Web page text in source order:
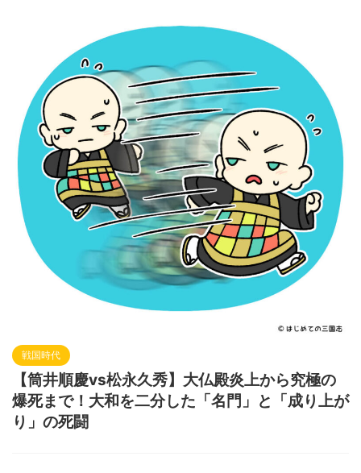
戦国時代
【筒井順慶vs松永久秀】大仏殿炎上から究極の
爆死まで！大和を二分した「名門」と「成り上が
り」の死闘